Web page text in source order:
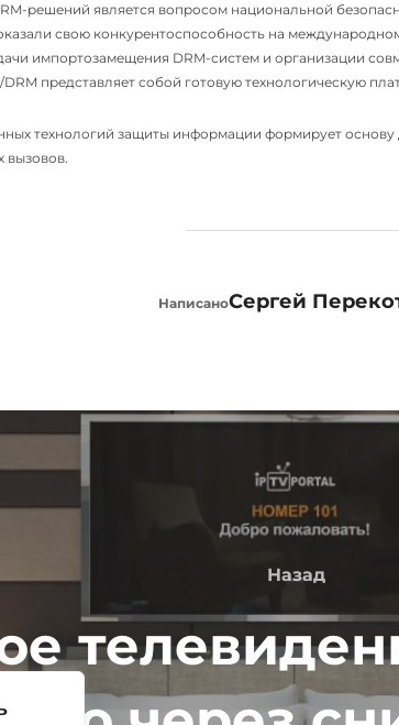
решений является вопросом национальной
свою конкурентоспособность на
импортозамещения DRM-систем и организации
представляет собой готовую технологическую
технологий защиты информации формирует
вызовов.
АВТОР ЗАПИСИ
НаписаноСергей
Назад
Назад